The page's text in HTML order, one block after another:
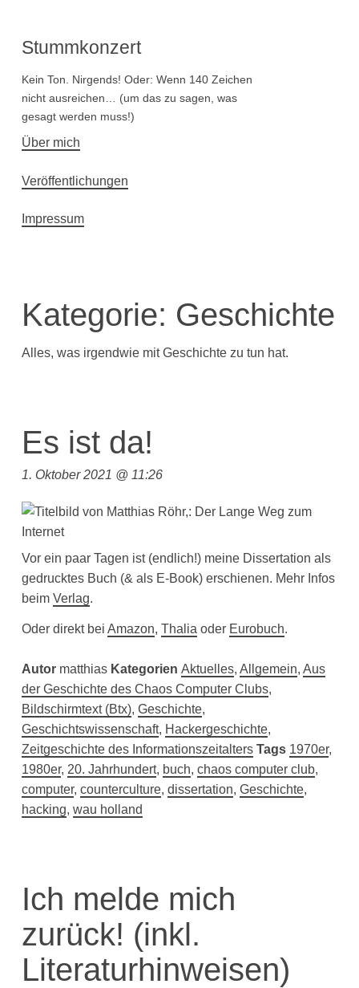
Stummkonzert
Kein Ton. Nirgends! Oder: Wenn 140 Zeichen
nicht ausreichen… (um das zu sagen, was
gesagt werden muss!)
Hauptnavigation
Über mich
Veröffentlichungen
Impressum
Kategorie: Geschichte
Alles, was irgendwie mit Geschichte zu tun hat.
Es ist da!
1. Oktober 2021 @ 11:26
Vor ein paar Tagen ist (endlich!) meine Dissertation als
gedrucktes Buch (& als E-Book) erschienen. Mehr Infos
beim Verlag.
Oder direkt bei Amazon, Thalia oder Eurobuch.
Autor matthias Kategorien Aktuelles, Allgemein, Aus
der Geschichte des Chaos Computer Clubs,
Bildschirmtext (Btx), Geschichte,
Geschichtswissenschaft, Hackergeschichte,
Zeitgeschichte des Informationszeitalters Tags 1970er,
1980er, 20. Jahrhundert, buch, chaos computer club,
computer, counterculture, dissertation, Geschichte,
hacking, wau holland
Ich melde mich
zurück! (inkl.
Literaturhinweisen)